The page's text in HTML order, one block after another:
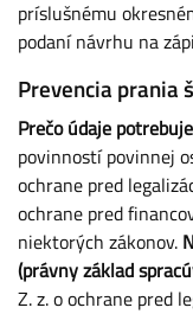
príslušnému
podaní návrhu na
Prevencia prania
Prečo údaje
povinností povinnej
ochrane pred
ochrane pred
niektorých zákonov.
(právny základ
Z. z. o ochrane pred